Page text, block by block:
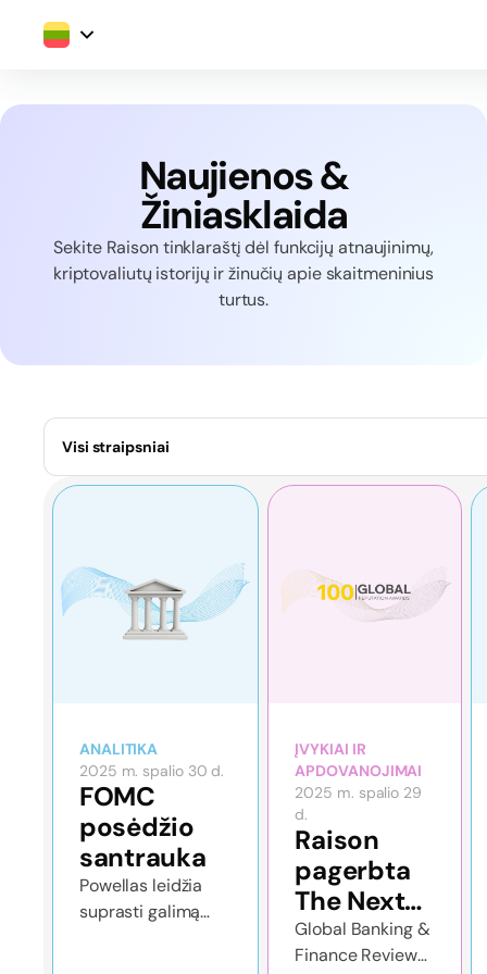
Naujienos &
Žiniasklaida
Sekite Raison tinklaraštį dėl funkcijų atnaujinimų,
kriptovaliutų istorijų ir žinučių apie skaitmeninius
turtus.
Visi straipsniai
ANALITIKA
2025 m. spalio 30 d.
FOMC
posėdžio
santrauka
Powellas leidžia
suprasti galimą
ĮVYKIAI IR
APDOVANOJIMAI
2025 m. spalio 29
d.
Raison
pagerbta
The Next
100 Global
2025
Global Banking &
Finance Review